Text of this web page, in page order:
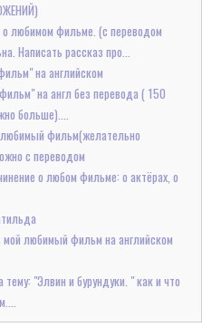
о любимом фильме. (с переводом
Написать рассказ про...
на английском
на англ без перевода ( 150
больше)....
фильм(желательно
с переводом
о любом фильме: о актёрах, о
любимый фильм на английском
"Элвин и бурундуки. " как и что